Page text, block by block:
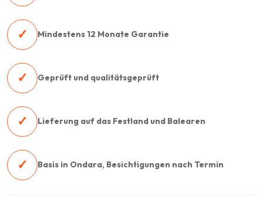
✓ Mindestens 12 Monate Garantie
✓ Geprüft und qualitätsgeprüft
✓ Lieferung auf das Festland und Balearen
✓ Basis in Ondara, Besichtigungen nach Termin